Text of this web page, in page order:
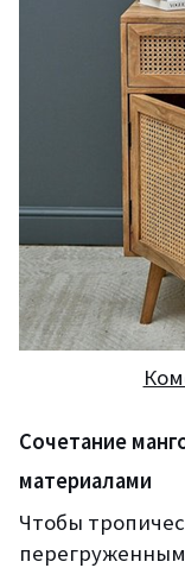
Сочетание
материалами
Чтобы